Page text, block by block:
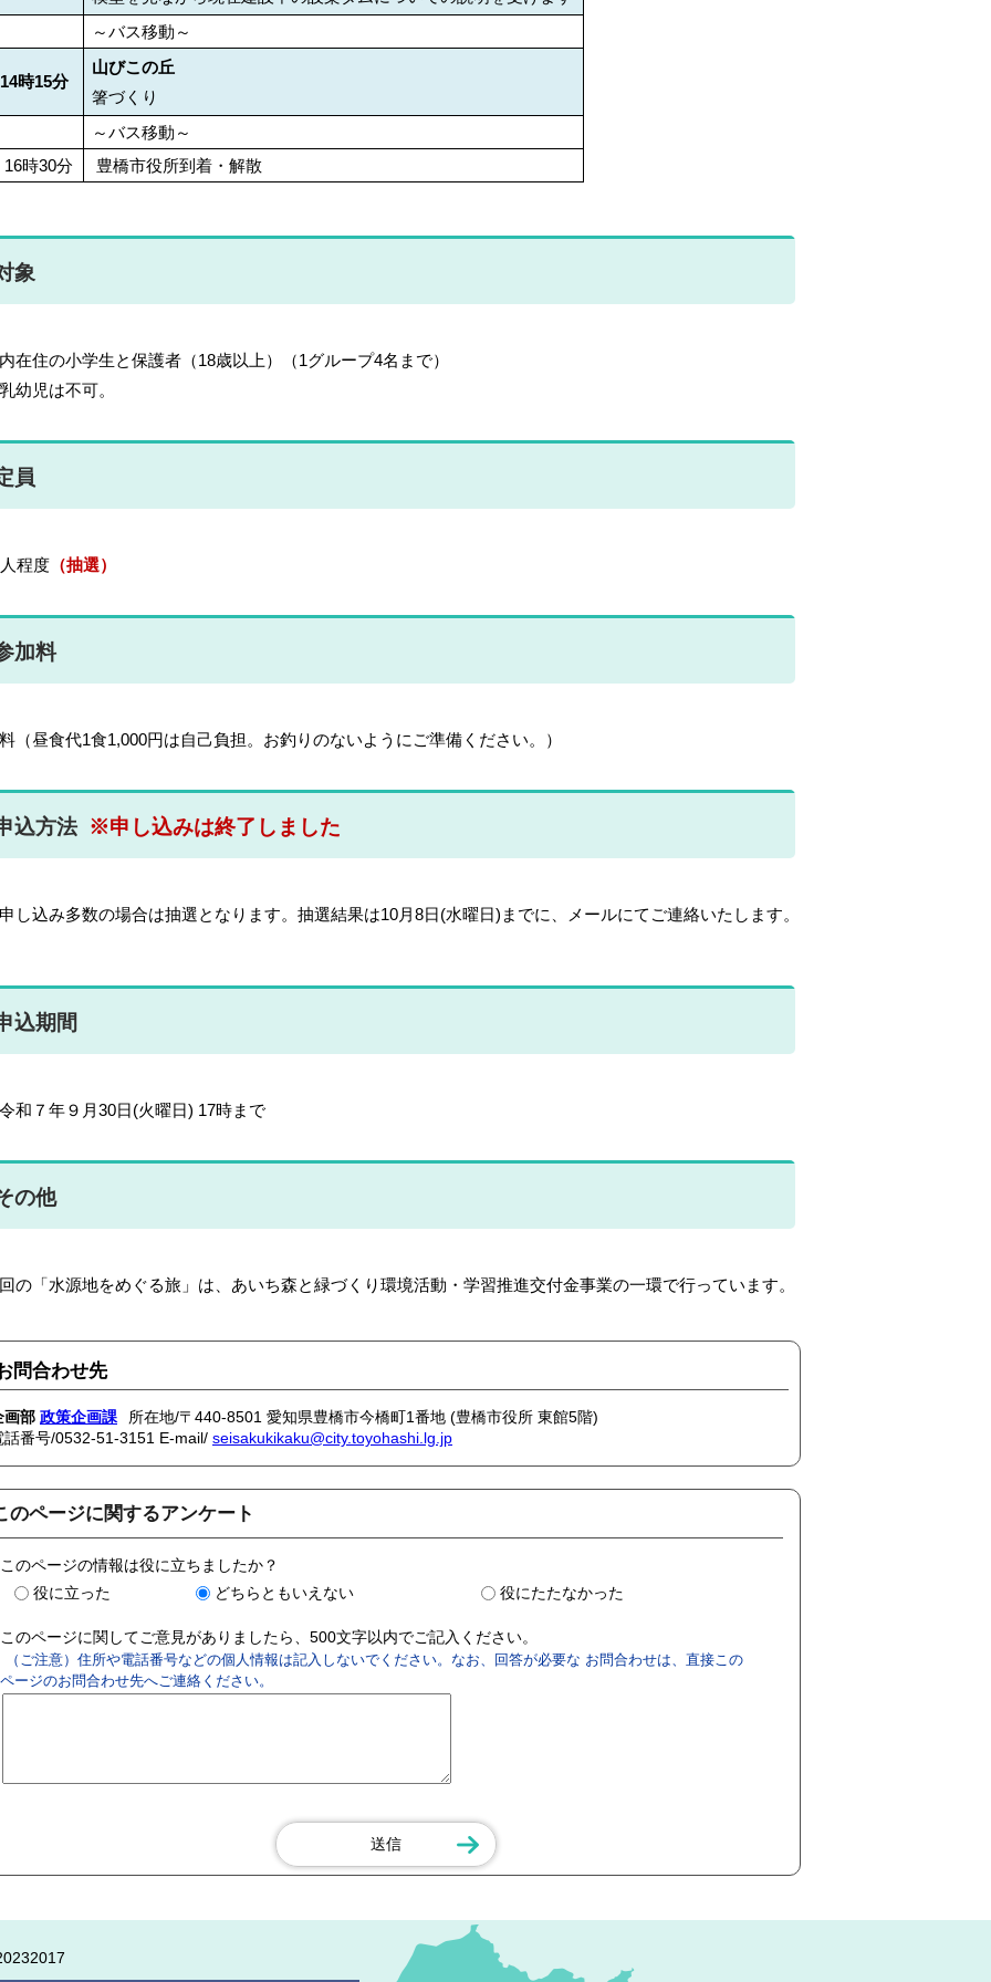
～バス移動～
14時15分
山びこの丘
箸づくり
～バス移動～
16時30分
豊橋市役所到着・解散
象
在住の小学生と保護者（18歳以上）（1グループ4名まで）
幼児は不可。
員
程度 （抽選）
加料
（昼食代1食1,000円は自己負担。お釣りのないようにご準備ください。）
込方法 ※申し込みは終了しました
し込み多数の場合は抽選となります。抽選結果は10月8日(水曜日)までに、メールにてご連絡いたします。
込期間
和７年９月30日(火曜日) 17時まで
の他
の「水源地をめぐる旅」は、あいち森と緑づくり環境活動・学習推進交付金事業の一環で行っています。
問合わせ先
画部 政策企画課
所在地/〒440-8501 愛知県豊橋市今橋町1番地 (豊橋市役所 東館5階)
話番号/0532-51-3151 E-mail/ seisakukikaku@city.toyohashi.lg.jp
のページに関するアンケート
このページの情報は役に立ちましたか？
役に立った
どちらともいえない 役にたたなかった
このページに関してご意見がありましたら、500文字以内でご記入ください。
（ご注意）住所や電話番号などの個人情報は記入しないでください。なお、回答が必要な お問合わせは、直接この
ページのお問合わせ先へご連絡ください。